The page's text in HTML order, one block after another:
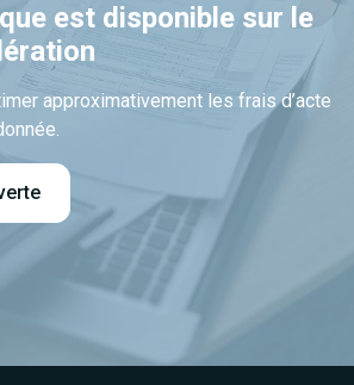
est disponible sur le
approximativement les frais d’acte